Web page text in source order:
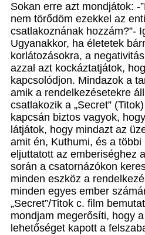
Sokan erre azt mondjátok: -
nem törődöm ezekkel az
csatlakoznának hozzám?”-
Ugyanakkor, ha életetek
korlátozásokra, a
azzal azt kockáztatjátok,
kapcsolódjon. Mindazok a
amik a rendelkezésetekre
csatlakozik a „Secret”
kapcsán biztos vagyok,
látjátok, hogy mindazt az
amit én, Kuthumi, és a
eljuttatott az emberiséghez
során a csatornázókon
minden eszköz a
minden egyes ember
„Secret”/Titok c. film
mondjam megerősíti, hogy
lehetőséget kapott a